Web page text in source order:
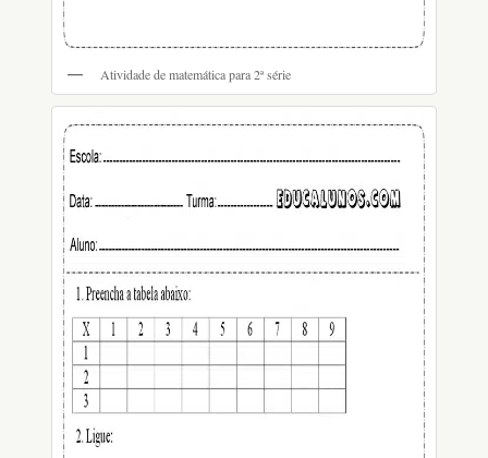
Atividade de matemática para 2ª série